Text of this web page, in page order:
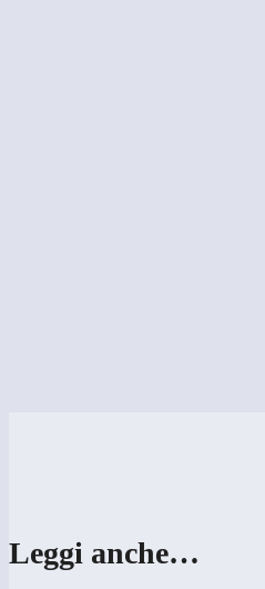
Leggi anche…